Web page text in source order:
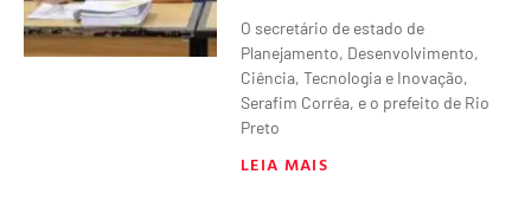
O secretário de estado de
Planejamento, Desenvolvimento,
Ciência, Tecnologia e Inovação,
Serafim Corrêa, e o prefeito de Rio
Preto
LEIA MAIS